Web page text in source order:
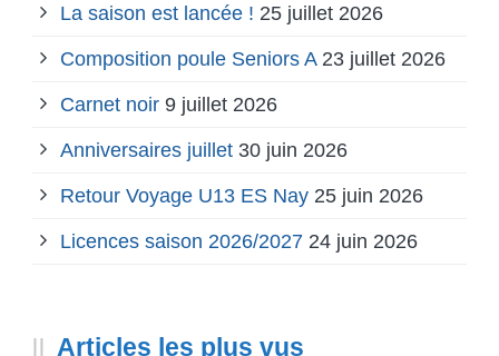
La saison est lancée ! 25 juillet 2026
Composition poule Seniors A 23 juillet 2026
Carnet noir 9 juillet 2026
Anniversaires juillet 30 juin 2026
Retour Voyage U13 ES Nay 25 juin 2026
Licences saison 2026/2027 24 juin 2026
Articles les plus vus